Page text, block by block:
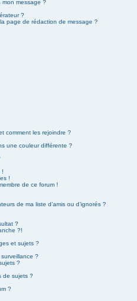
mon message ?
?
page de rédaction de message ?
comment les rejoindre ?
une couleur différente ?
!
!
de ce forum !
de ma liste d’amis ou d’ignorés ?
?
?!
et sujets ?
?
?
de sujets ?
?